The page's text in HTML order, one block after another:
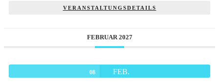
VERANSTALTUNGSDETAILS
FEBRUAR 2027
08 FEB.